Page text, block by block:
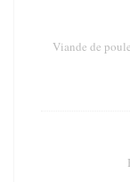
Viande de